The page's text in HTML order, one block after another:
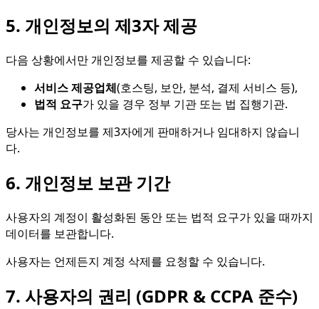
5. 개인정보의 제3자 제공
다음 상황에서만 개인정보를 제공할 수 있습니다:
서비스 제공업체(호스팅, 보안, 분석, 결제 서비스 등),
법적 요구가 있을 경우 정부 기관 또는 법 집행기관.
당사는 개인정보를 제3자에게 판매하거나 임대하지 않습니
다.
6. 개인정보 보관 기간
사용자의 계정이 활성화된 동안 또는 법적 요구가 있을 때까지
데이터를 보관합니다.
사용자는 언제든지 계정 삭제를 요청할 수 있습니다.
7. 사용자의 권리 (GDPR & CCPA 준수)